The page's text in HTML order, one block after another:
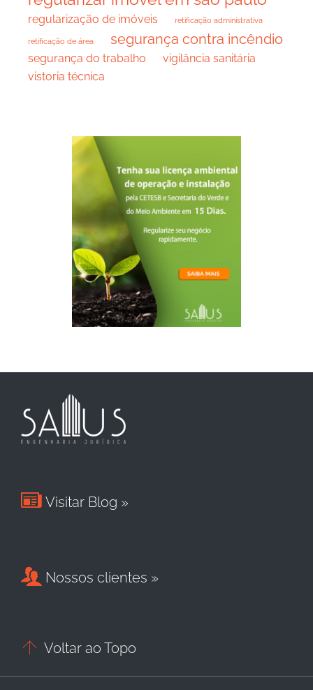
regularização de imóveis retificação administrativa
retificação de área segurança contra incêndio
segurança do trabalho
vigilância sanitária
vistoria técnica
 Visitar Blog »
 Nossos clientes »
 Voltar ao Topo